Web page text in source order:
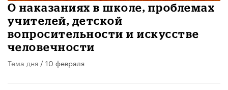
О наказаниях в школе, проблемах
учителей, детской
вопросительности и искусстве
человечности
Тема дня / 10 февраля